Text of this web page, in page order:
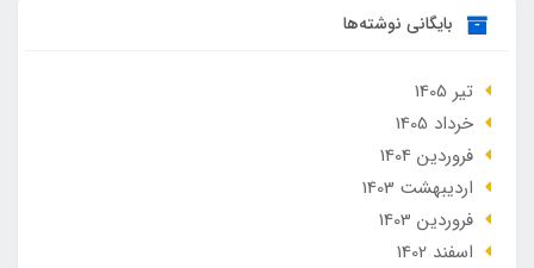
بایگانی نوشته‌ها
تير 1405
خرداد 1405
فروردین 1404
ارديبهشت 1403
فروردین 1403
اسفند 1402